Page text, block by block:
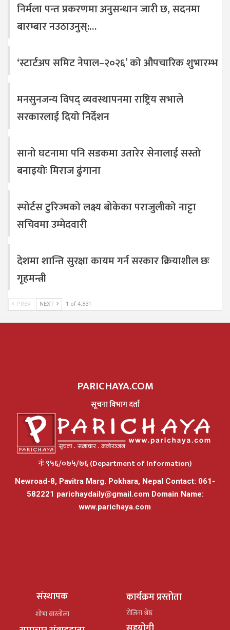
निर्मला पन्त प्रकरणमा अनुसन्धान जारी छ, सदनमा
बारम्बार नउठाउनुस्:…
‘स्टार्टअप समिट नेपाल–२०२६’ को औपचारिक शुभारम्भ
मनसुनजन्य विपद् व्यवस्थापनमा राष्ट्रिय सभाले
सरकारलाई दियो निर्देशन
सानो घटनामा पनि सडकमा उतारेर सेनालाई सस्तो
बनाइयोः मिराज ढुंगाना
स्पोर्टस टुरिज्मको लक्ष्य बोकेका पराजुलीको नाट्टा
सचिवमा उम्मेदवारी
देशमा शान्ति सुरक्षा कायम गर्न सरकार क्रियाशील छः
गृहमन्त्री
PREV NEXT 1 of 4,831
PARICHAYA.COM
सूचना विभाग दर्ता
नंः ९५६/०७५/७६ (Department of Information)
Newroad-8, Pavitra Marg. Pokhara, Nepal Contact: 061-
582221 parichaydaily@gmail.comDomain Name:
www.parichaya.com
संस्थापक
शोभा बास्तोला
कार्यक्रम प्रस्तोता
रोजिना श्रेष्ठ